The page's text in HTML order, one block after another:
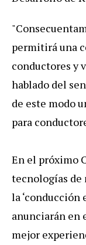
permitirá una
conductores y
hablado del
de este modo
para
En el próximo
tecnologías de
la ‘conducción
anunciarán en
mejor